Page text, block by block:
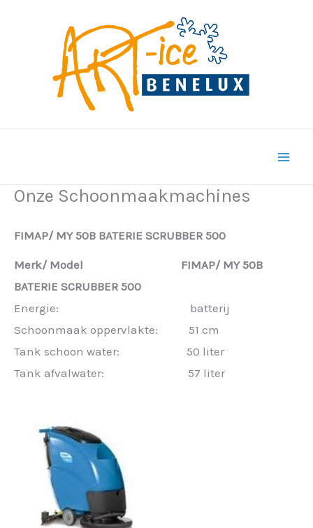
Onze Schoonmaakmachines
FIMAP/ MY 50B BATERIE SCRUBBER 500
Merk/ Model FIMAP/ MY 50B
BATERIE SCRUBBER 500
Energie: batterij
Schoonmaak oppervlakte: 51 cm
Tank schoon water: 50 liter
Tank afvalwater: 57 liter